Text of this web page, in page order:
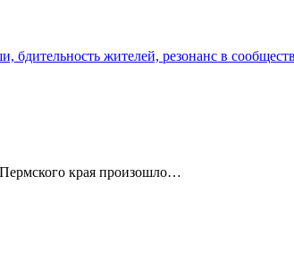
Пермского края произошло…